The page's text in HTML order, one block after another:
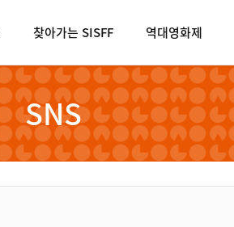
찾아가는 SISFF 역대영화제
SNS